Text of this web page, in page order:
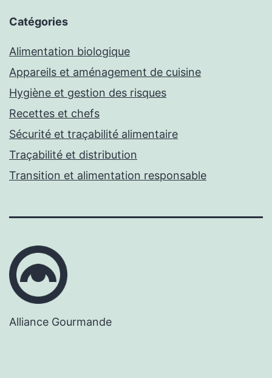
Catégories
Alimentation biologique
Appareils et aménagement de cuisine
Hygiène et gestion des risques
Recettes et chefs
Sécurité et traçabilité alimentaire
Traçabilité et distribution
Transition et alimentation responsable
Alliance Gourmande